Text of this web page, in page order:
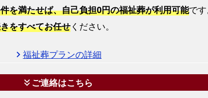
み
プ
ラ
岡
市
を満たせば、自己負担0円の福祉葬が利用可能です
をすべてお任せください。
chevron_right福祉葬プランの詳細
keyboard_double_arrow_downご連絡はこちら